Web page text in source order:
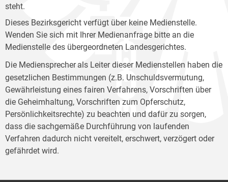
steht.
Dieses Bezirksgericht verfügt über keine Medienstelle.
Wenden Sie sich mit Ihrer Medienanfrage bitte an die
Medienstelle des übergeordneten Landesgerichtes.
Die Mediensprecherals Leiter dieser Medienstellen haben die
gesetzlichen Bestimmungen (z.B. Unschuldsvermutung,
Gewährleistung eines fairen Verfahrens, Vorschriften über
die Geheimhaltung, Vorschriften zum Opferschutz,
Persönlichkeitsrechte) zu beachten und dafür zu sorgen,
dass die sachgemäße Durchführung von laufenden
Verfahren dadurch nicht vereitelt, erschwert, verzögert oder
gefährdet wird.